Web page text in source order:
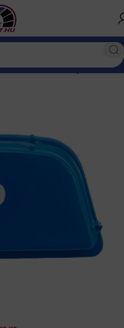
Gombok, kapcsolók